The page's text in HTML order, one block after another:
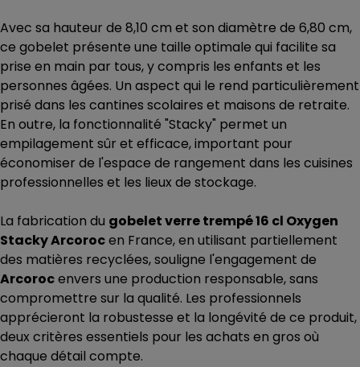
Avec sa hauteur de 8,10 cm et son diamètre de 6,80 cm,
ce gobelet présente une taille optimale qui facilite sa
prise en main par tous, y compris les enfants et les
personnes âgées. Un aspect qui le rend particulièrement
prisé dans les cantines scolaires et maisons de retraite.
En outre, la fonctionnalité "Stacky" permet un
empilagement sûr et efficace, important pour
économiser de l'espace de rangement dans les cuisines
professionnelles et les lieux de stockage.
La fabrication du gobelet verre trempé 16 cl Oxygen
Stacky Arcorocen France, en utilisant partiellement
des matières recyclées, souligne l'engagement de
Arcorocenvers une production responsable, sans
compromettre sur la qualité. Les professionnels
apprécieront la robustesse et la longévité de ce produit,
deux critères essentiels pour les achats en gros où
chaque détail compte.